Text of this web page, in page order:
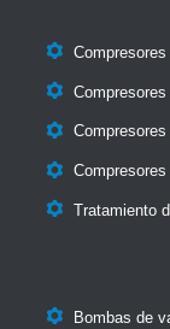




 Tratamiento
 Bombas de